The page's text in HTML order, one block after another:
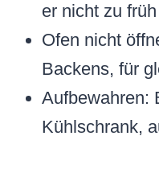
er nicht zu
Ofen nicht
Backens, für
Aufbewahren:
Kühlschrank,